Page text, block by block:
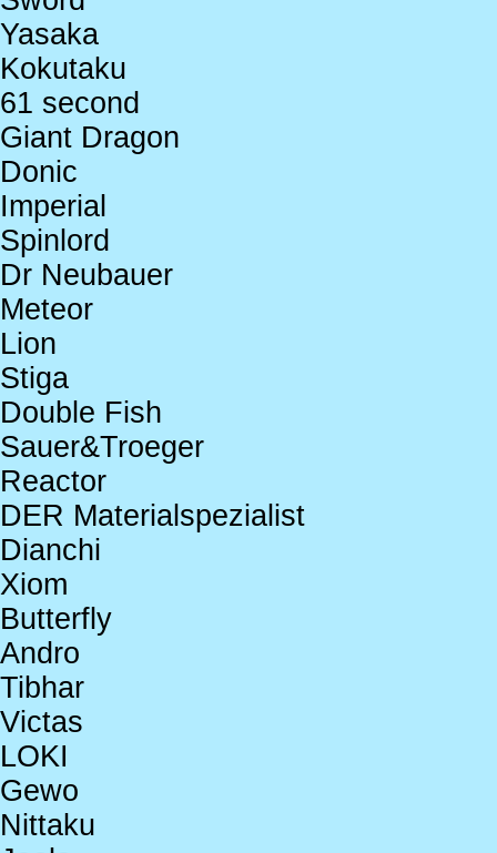
Yasaka
Kokutaku
61 second
Giant Dragon
Donic
Imperial
Spinlord
Dr Neubauer
Meteor
Lion
Stiga
Double Fish
Sauer&Troeger
Reactor
DER Materialspezialist
Dianchi
Xiom
Butterfly
Andro
Tibhar
Victas
LOKI
Gewo
Nittaku